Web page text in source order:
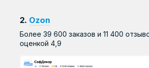
2. Ozon
Более 39 600 заказов и 11 400
оценкой 4,9